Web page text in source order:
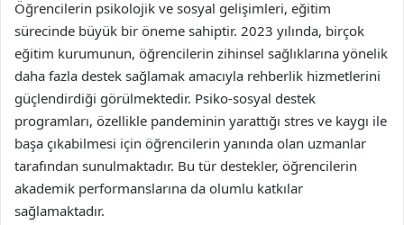
Öğrencilerin psikolojik ve sosyal gelişimleri, eğitim
sürecinde büyük bir öneme sahiptir. 2023 yılında, birçok
eğitim kurumunun, öğrencilerin zihinsel sağlıklarına yönelik
daha fazla destek sağlamak amacıyla rehberlik hizmetlerini
güçlendirdiği görülmektedir. Psiko-sosyal destek
programları, özellikle pandeminin yarattığı stres ve kaygı ile
başa çıkabilmesi için öğrencilerin yanında olan uzmanlar
tarafından sunulmaktadır. Bu tür destekler, öğrencilerin
akademik performanslarına da olumlu katkılar
sağlamaktadır.